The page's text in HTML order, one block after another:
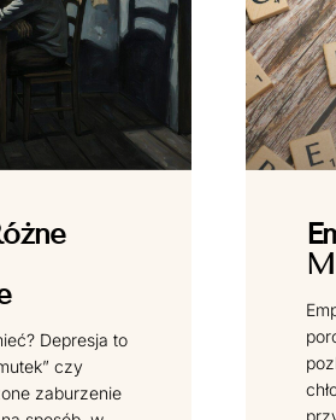
Depresja to
czy
zaburzenie